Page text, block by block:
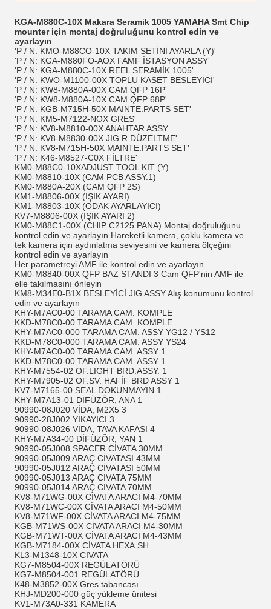
KGA-M880C-10X Makara Seramik 1005 YAMAHA Smt Chip
mounter için montaj doğruluğunu kontrol edin ve
ayarlayın
'P / N: KMO-M88CO-10X TAKIM SETİNİ AYARLA (Y)'
'P / N: KGA-M880FO-AOX FAMF İSTASYON ASSY'
'P / N: KGA-M880C-10X REEL SERAMİK 1005'
'P / N: KWO-M1100-00X TOPLU KASET BESLEYİCİ'
'P / N: KW8-M880A-00X CAM QFP 16P'
'P / N: KW8-M880A-10X CAM QFP 68P'
'P / N: KGB-M715H-50X MAINTE.PARTS SET'
'P / N: KM5-M7122-NOX GRES'
'P / N: KV8-M8810-00X ANAHTAR ASSY
'P / N: KV8-M8830-00X JIG.R DÜZELTME'
'P / N: KV8-M715H-50X MAINTE.PARTS SET'
'P / N: K46-M8527-C0X FİLTRE'
KM0-M88C0-10XADJUST TOOL KIT (Y)
KM0-M8810-10X (CAM PCB ASSY.1)
KM0-M880A-20X (CAM QFP 2S)
KM1-M8806-00X (IŞIK AYARI)
KM1-M8803-10X (ODAK AYARLAYICI)
KV7-M8806-00X (IŞIK AYARI 2)
KM0-M88C1-00X (CHIP C2125 PANA) Montaj doğruluğunu
kontrol edin ve ayarlayın Hareketli kamera, çoklu kamera ve
tek kamera için aydınlatma seviyesini ve kamera ölçeğini
kontrol edin ve ayarlayın
Her parametreyi AMF ile kontrol edin ve ayarlayın
KM0-M8840-00X QFP BAZ STANDI 3 Cam QFP'nin AMF ile
elle takılmasını önleyin
KM8-M34E0-B1X BESLEYİCİ JIG ASSY Alış konumunu kontrol
edin ve ayarlayın
KHY-M7AC0-00 TARAMA CAM. KOMPLE
KKD-M78C0-00 TARAMA CAM. KOMPLE
KHY-M7AC0-000 TARAMA CAM. ASSY YG12 / YS12
KKD-M78C0-000 TARAMA CAM. ASSY YS24
KHY-M7AC0-00 TARAMA CAM. ASSY 1
KKD-M78C0-00 TARAMA CAM. ASSY 1
KHY-M7554-02 OF.LIGHT BRD.ASSY. 1
KHY-M7905-02 OF.SV. HAFİF BRD ASSY 1
KV7-M7165-00 SEAL DOKUNMAYIN 1
KHY-M7A13-01 DİFÜZÖR, ANA 1
90990-08J020 VİDA, M2X5 3
90990-28J002 YIKAYICI 3
90990-08J026 VİDA, TAVA KAFASI 4
KHY-M7A34-00 DİFÜZÖR, YAN 1
90990-05J008 SPACER CİVATA 30MM
90990-05J009 ARAÇ CİVATASI 43MM
90990-05J012 ARAÇ CİVATASI 50MM
90990-05J013 ARAÇ CIVATA 75MM
90990-05J014 ARAÇ CIVATA 70MM
KV8-M71WG-00X CİVATA ARACI M4-70MM
KV8-M71WC-00X CİVATA ARACI M4-50MM
KV8-M71WF-00X CİVATA ARACI M4-75MM
KGB-M71WS-00X CİVATA ARACI M4-30MM
KGB-M71WT-00X CİVATA ARACI M4-43MM
KGB-M7184-00X CİVATA HEXA.SH
KL3-M1348-10X CIVATA
KG7-M8504-00X REGÜLATÖRÜ
KG7-M8504-001 REGÜLATÖRÜ
K48-M3852-00X Gres tabancası
KHJ-MD200-000 güç yükleme ünitesi
KV1-M73A0-331 KAMERA